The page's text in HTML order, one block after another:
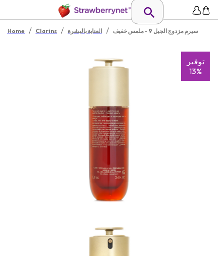
Home / Clarins / العناية بالبشرة / سيرم مزدوج الجيل 9 - ملمس خفيف
توفير
13%